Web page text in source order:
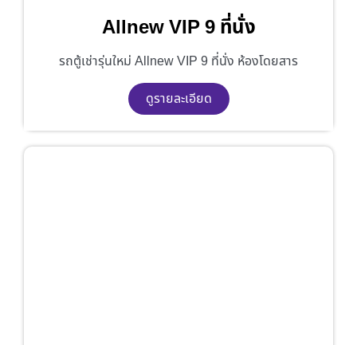
Allnew VIP 9 ที่นั่ง
รถตู้เช่ารุ่นใหม่ Allnew VIP 9 ที่นั่ง ห้องโดยสาร
ดูรายละเอียด